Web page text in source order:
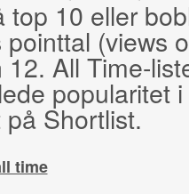
10 eller
(views
All Time-
popularitet
Shortlist.
time